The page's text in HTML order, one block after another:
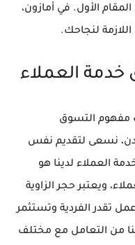
الأول. في أمازون،
لنجاحك.
خدمة العملاء
مفهوم التسوق
نسعى لتقديم نفس
العملاء لدينا هو
ويعتبر حجر الزاوية
عمل تقدر الفردية وتستثمر
من التعامل مع مختلف